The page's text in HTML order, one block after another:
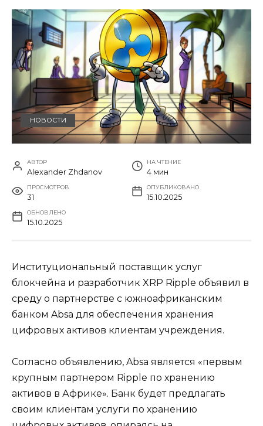
НОВОСТИ
АВТОР
Alexander Zhdanov
НА ЧТЕНИЕ
4 мин
ПРОСМОТРОВ
31
ОПУБЛИКОВАНО
15.10.2025
ОБНОВЛЕНО
15.10.2025
Институциональный поставщик услуг
блокчейна и разработчик XRP Ripple объявил в
среду о партнерстве с южноафриканским
банком Absa для обеспечения хранения
цифровых активов клиентам учреждения.
Согласно объявлению, Absa является «первым
крупным партнером Ripple по хранению
активов в Африке». Банк будет предлагать
своим клиентам услуги по хранению